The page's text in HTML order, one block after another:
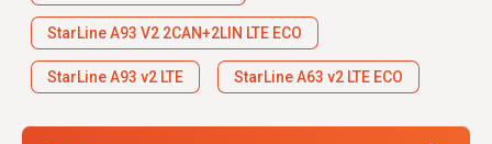
StarLine A93 V2 2CAN+2LIN LTE ECO
StarLine A93 v2 LTE StarLine A63 v2 LTE ECO